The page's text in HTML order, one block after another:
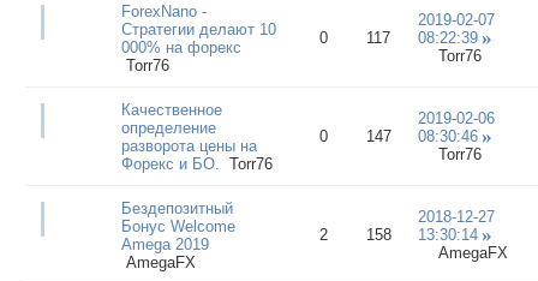
ForexNano -
Стратегии делают 10
000% на форекс
Torr76
0 117
2019-02-07
08:22:39
Torr76
Качественное
определение
разворота цены на
Форекс и БО.
Torr76
0 147
2019-02-06
08:30:46
Torr76
Бездепозитный
Бонус Welcome
Amega 2019
AmegaFX
2 158
2018-12-27
13:30:14
AmegaFX